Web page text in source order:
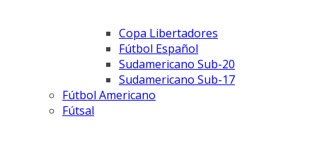
Copa Libertadores
Fútbol Español
Sudamericano Sub-20
Sudamericano Sub-17
Fútbol Americano
Fútsal